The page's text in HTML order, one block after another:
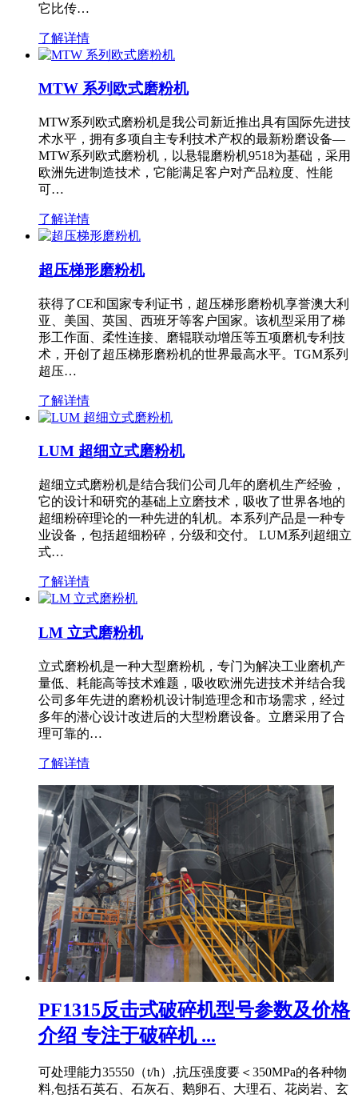
它比传…
了解详情
MTW 系列欧式磨粉机
MTW系列欧式磨粉机是我公司新近推出具有国际先进技
术水平，拥有多项自主专利技术产权的最新粉磨设备—
MTW系列欧式磨粉机，以悬辊磨粉机9518为基础，采用
欧洲先进制造技术，它能满足客户对产品粒度、性能
可…
了解详情
超压梯形磨粉机
获得了CE和国家专利证书，超压梯形磨粉机享誉澳大利
亚、美国、英国、西班牙等客户国家。该机型采用了梯
形工作面、柔性连接、磨辊联动增压等五项磨机专利技
术，开创了超压梯形磨粉机的世界最高水平。TGM系列
超压…
了解详情
LUM 超细立式磨粉机
超细立式磨粉机是结合我们公司几年的磨机生产经验，
它的设计和研究的基础上立磨技术，吸收了世界各地的
超细粉碎理论的一种先进的轧机。本系列产品是一种专
业设备，包括超细粉碎，分级和交付。 LUM系列超细立
式…
了解详情
LM 立式磨粉机
立式磨粉机是一种大型磨粉机，专门为解决工业磨机产
量低、耗能高等技术难题，吸收欧洲先进技术并结合我
公司多年先进的磨粉机设计制造理念和市场需求，经过
多年的潜心设计改进后的大型粉磨设备。立磨采用了合
理可靠的…
了解详情
PF1315反击式破碎机型号参数及价格
介绍 专注于破碎机 ...
可处理能力35550（t/h）,抗压强度要＜350MPa的各种物
料,包括石英石、石灰石、鹅卵石、大理石、花岗岩、玄